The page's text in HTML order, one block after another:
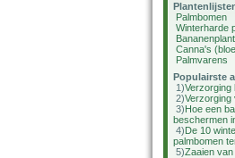
Palmbomen
Winterharde
Canna's
Palmvarens
Populairste
1)Verzorging
2)Verzorging
3)Hoe een
beschermen
4)De 10
palmbomen
5)Zaaien